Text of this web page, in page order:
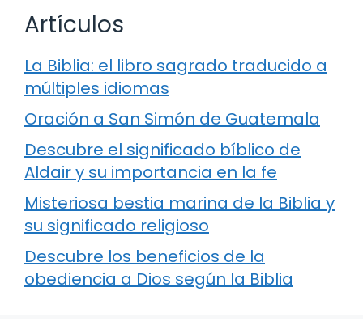
Artículos
La Biblia: el libro sagrado traducido a
múltiples idiomas
Oración a San Simón de Guatemala
Descubre el significado bíblico de
Aldair y su importancia en la fe
Misteriosa bestia marina de la Biblia y
su significado religioso
Descubre los beneficios de la
obediencia a Dios según la Biblia